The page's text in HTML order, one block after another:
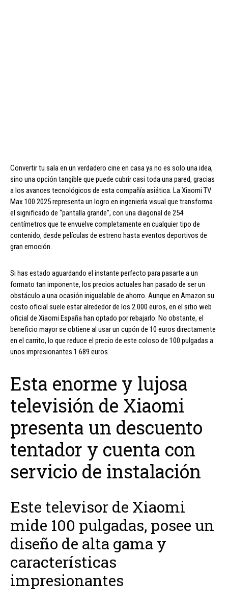
Convertir tu sala en un verdadero cine en casa ya no es solo una idea,
sino una opción tangible que puede cubrir casi toda una pared, gracias
a los avances tecnológicos de esta compañía asiática. La Xiaomi TV
Max 100 2025 representa un logro en ingeniería visual que transforma
el significado de “pantalla grande”, con una diagonal de 254
centímetros que te envuelve completamente en cualquier tipo de
contenido, desde películas de estreno hasta eventos deportivos de
gran emoción.
Si has estado aguardando el instante perfecto para pasarte a un
formato tan imponente, los precios actuales han pasado de ser un
obstáculo a una ocasión inigualable de ahorro. Aunque en Amazon su
costo oficial suele estar alrededor de los 2.000 euros, en el sitio web
oficial de Xiaomi España han optado por rebajarlo. No obstante, el
beneficio mayor se obtiene al usar un cupón de 10 euros directamente
en el carrito, lo que reduce el precio de este coloso de 100 pulgadas a
unos impresionantes 1.689 euros.
Esta enorme y lujosa
televisión de Xiaomi
presenta un descuento
tentador y cuenta con
servicio de instalación
Este televisor de Xiaomi
mide 100 pulgadas, posee un
diseño de alta gama y
características
impresionantes